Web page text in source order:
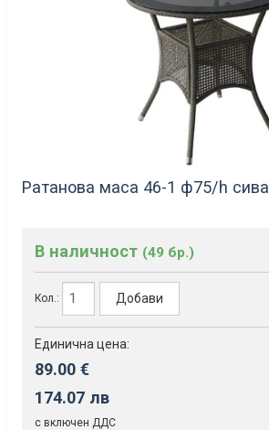
Ратанова маса 46-1 ф75/h сива
В наличност (49 бр.)
Кол.: Добави
Единична цена:
89.00 €
174.07 лв
с включен ДДС